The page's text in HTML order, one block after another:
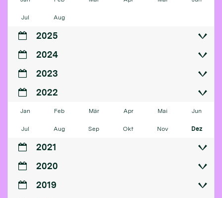
Jul Aug
2025
2024
2023
2022
Jan Feb Mär Apr Mai Jun
Jul Aug Sep Okt Nov Dez
2021
2020
2019